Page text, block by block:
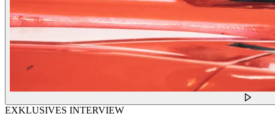
EXKLUSIVES INTERVIEW